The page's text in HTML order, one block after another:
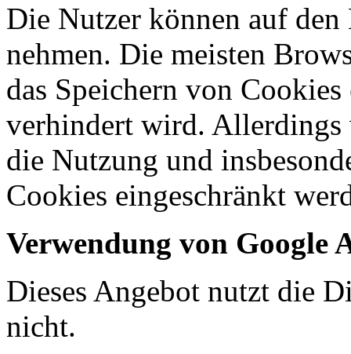
Die Nutzer können auf
nehmen. Die meisten
das Speichern von
verhindert wird. Allerdings
die Nutzung und
Cookies eingeschränkt
Verwendung von Google
Dieses Angebot nutzt die
nicht.